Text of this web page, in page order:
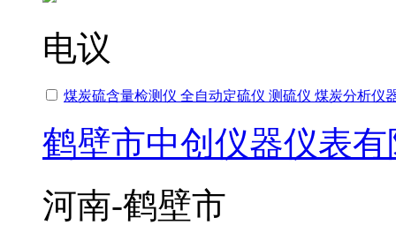
电议
煤炭硫含量检测仪 全自动定硫仪 测硫仪 煤炭分析仪
鹤壁市中创仪器仪表
河南-鹤壁市